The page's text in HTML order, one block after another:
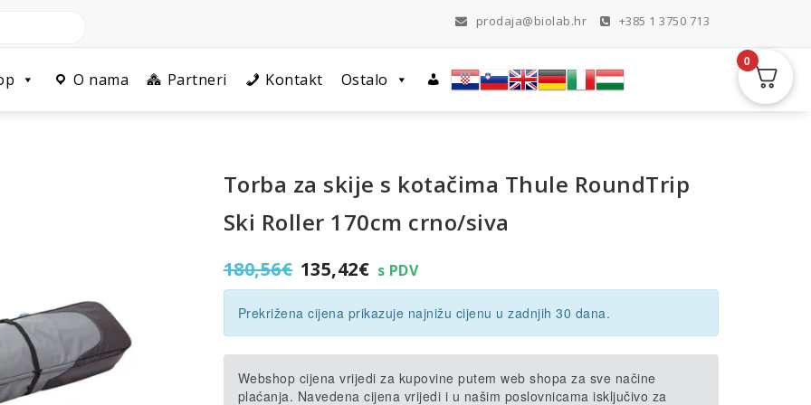
prodaja@biolab.hr +385 1 3750 713
O nama Partneri Kontakt Ostalo
Torba za skije s kotačima Thule RoundTrip
Ski Roller 170cm crno/siva
180,56€ Izvorna
cijena
bila
je:
135,42€ Trenutna
cijena
je:
135,42€.
s PDV
Prekrižena cijena prikazuje najnižu cijenu u zadnjih 30 dana.
Webshop cijena vrijedi za kupovine putem web shopa za sve načine
plaćanja. Navedena cijena vrijedi i u našim poslovnicama isključivo za
0